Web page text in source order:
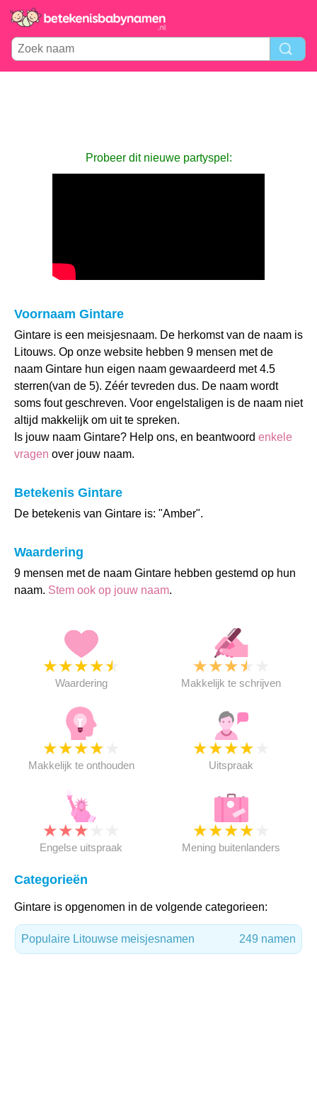
Probeer dit nieuwe partyspel:
Voornaam Gintare
Gintare is een meisjesnaam. De herkomst van de naam is
Litouws. Op onze website hebben 9 mensen met de
naam Gintare hun eigen naam gewaardeerd met 4.5
sterren(van de 5). Zéér tevreden dus. De naam wordt
soms fout geschreven. Voor engelstaligen is de naam niet
altijd makkelijk om uit te spreken.
Is jouw naam Gintare? Help ons, en beantwoord enkele
vragen over jouw naam.
Betekenis Gintare
De betekenis van Gintare is: "Amber".
Waardering
9 mensen met de naam Gintare hebben gestemd op hun
naam. Stem ook op jouw naam.
★★★★★
Waardering
★★★★
Makkelijk te schrijven
★★★★
Makkelijk te onthouden
★★★★
Uitspraak
★★★
Engelse uitspraak
★★★★
Mening buitenlanders
Categorieën
Gintare is opgenomen in de volgende categorieen:
Populaire Litouwse meisjesnamen 249 namen